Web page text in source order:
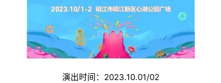
演出时间：2023.10.01/02